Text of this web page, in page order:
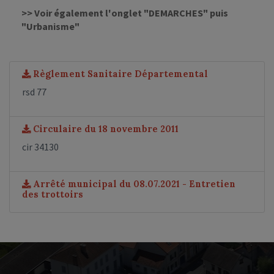
>> Voir également l'onglet "DEMARCHES" puis
"Urbanisme"
Règlement Sanitaire Départemental
rsd 77
Circulaire du 18 novembre 2011
cir 34130
Arrêté municipal du 08.07.2021 - Entretien
des trottoirs